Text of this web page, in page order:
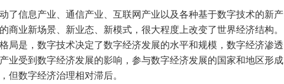
了信息产业、通信产业、互联网产业以及各种基于数字技术的新产
商业新场景、新业态、新模式，很大程度上改变了世界经济结构。
局是，数字技术决定了数字经济发展的水平和规模，数字经济渗透
业受到数字经济发展的影响，参与数字经济发展的国家和地区形成
但数字经济治理相对滞后。